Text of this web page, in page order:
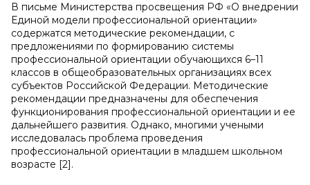
В письме Министерства просвещения РФ «О внедрении
Единой модели профессиональной ориентации»
содержатся методические рекомендации, с
предложениями по формированию системы
профессиональной ориентации обучающихся 6–11
классов в общеобразовательных организациях всех
субъектов Российской Федерации. Методические
рекомендации предназначены для обеспечения
функционирования профессиональной ориентации и ее
дальнейшего развития. Однако, многими учеными
исследовалась проблема проведения
профессиональной ориентации в младшем школьном
возрасте [2].